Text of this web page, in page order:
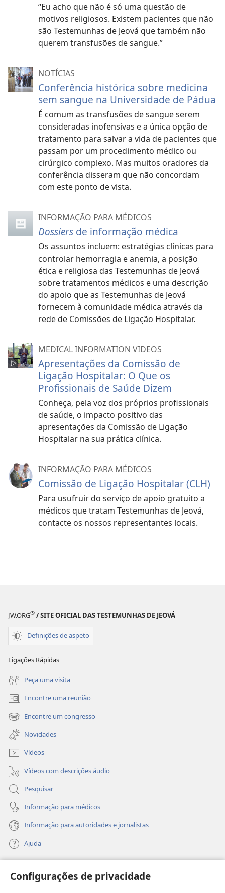
Configurações de privacidade
“Eu acho que não é só uma questão de
motivos religiosos. Existem pacientes que não
são Testemunhas de Jeová que também não
querem transfusões de sangue.”
NOTÍCIAS
Conferência histórica sobre medicina
sem sangue na Universidade de Pádua
É comum as transfusões de sangue serem
consideradas inofensivas e a única opção de
tratamento para salvar a vida de pacientes que
passam por um procedimento médico ou
cirúrgico complexo. Mas muitos oradores da
conferência disseram que não concordam
com este ponto de vista.
INFORMAÇÃO PARA MÉDICOS
Dossiers de informação médica
Os assuntos incluem: estratégias clínicas para
controlar hemorragia e anemia, a posição
ética e religiosa das Testemunhas de Jeová
sobre tratamentos médicos e uma descrição
do apoio que as Testemunhas de Jeová
fornecem à comunidade médica através da
rede de Comissões de Ligação Hospitalar.
MEDICAL INFORMATION VIDEOS
Apresentações da Comissão de
Ligação Hospitalar: O Que os
Profissionais de Saúde Dizem
Conheça, pela voz dos próprios profissionais
de saúde, o impacto positivo das
apresentações da Comissão de Ligação
Hospitalar na sua prática clínica.
INFORMAÇÃO PARA MÉDICOS
Comissão de Ligação Hospitalar (CLH)
Para usufruir do serviço de apoio gratuito a
médicos que tratam Testemunhas de Jeová,
contacte os nossos representantes locais.
JW.ORG® / SITE OFICIAL DAS TESTEMUNHAS DE JEOVÁ
Definições de aspeto
Ligações Rápidas
Peça uma visita
Encontre uma reunião
(abre
uma
nova
janela)
Encontre um congresso
(abre
uma
nova
janela)
Novidades
Vídeos
Vídeos com descrições áudio
Pesquisar
Informação para médicos
Informação para autoridades e jornalistas
Ajuda
(abre
uma